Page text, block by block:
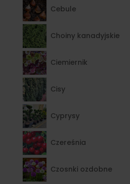
Cebule
Choiny kanadyjskie
Ciemiernik
Cisy
Cyprysy
Czereśnia
Czosnki ozdobne